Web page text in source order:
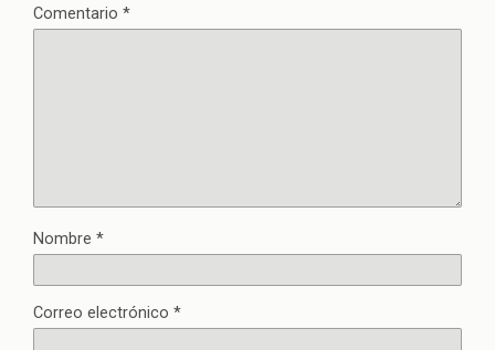
Comentario *
Nombre *
Correo electrónico *